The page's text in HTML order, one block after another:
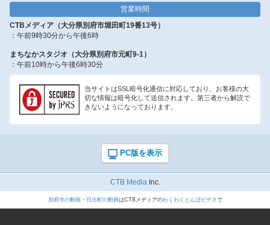
営業時間
CTBメディア（大分県別府市堀田町19番13号）
：午前9時30分から午後6時
まちなかスタジオ（大分県別府市元町9-1）
：午前10時から午後6時30分
当サイトはSSL暗号化通信に対応しており、お客様の大
切な情報は暗号化して送信されます。第三者から解読で
きないようになっております。
CTB MediaInc.
別府市の動画・ 日出町の動画はCTBメディアのわくわくとんぼビデオで